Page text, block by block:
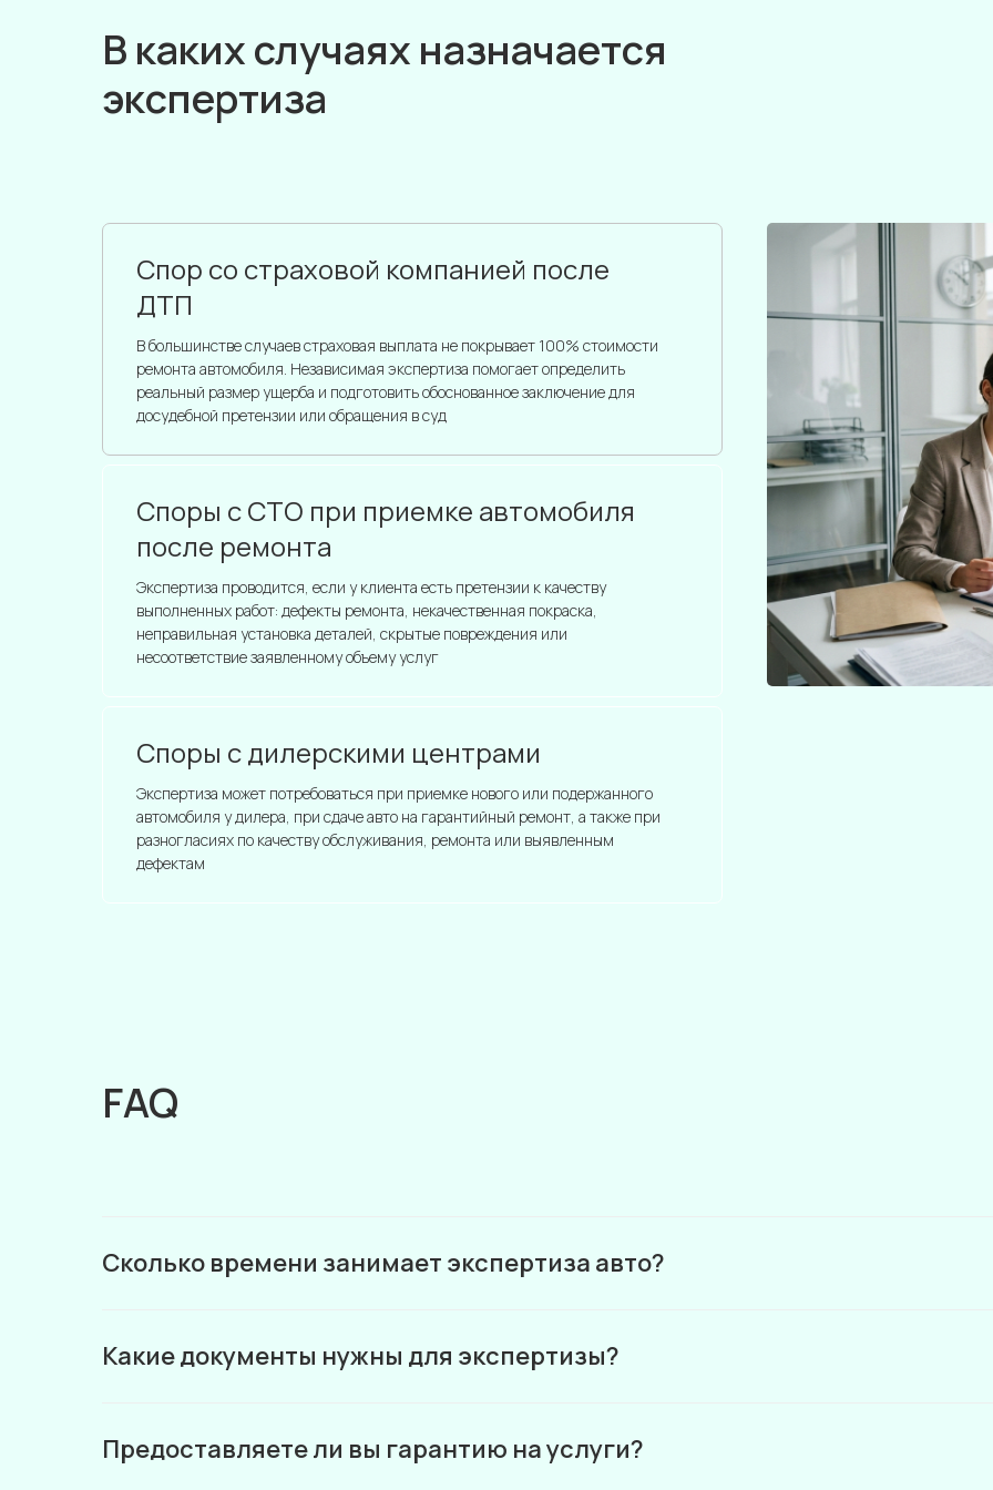
В каких случаях назначается
экспертиза
Спор со страховой компанией после
ДТП
В большинстве случаев страховая выплата не покрывает 100% стоимости
ремонта автомобиля. Независимая экспертиза помогает определить
реальный размер ущерба и подготовить обоснованное заключение для
досудебной претензии или обращения в суд
Споры с СТО при приемке автомобиля
после ремонта
Экспертиза проводится, если у клиента есть претензии к качеству
выполненных работ: дефекты ремонта, некачественная покраска,
неправильная установка деталей, скрытые повреждения или
несоответствие заявленному объему услуг
Споры с дилерскими центрами
Экспертиза может потребоваться при приемке нового или подержанного
автомобиля у дилера, при сдаче авто на гарантийный ремонт, а также при
разногласиях по качеству обслуживания, ремонта или выявленным
дефектам
FAQ
Сколько времени занимает экспертиза авто?
Какие документы нужны для экспертизы?
Предоставляете ли вы гарантию на услуги?